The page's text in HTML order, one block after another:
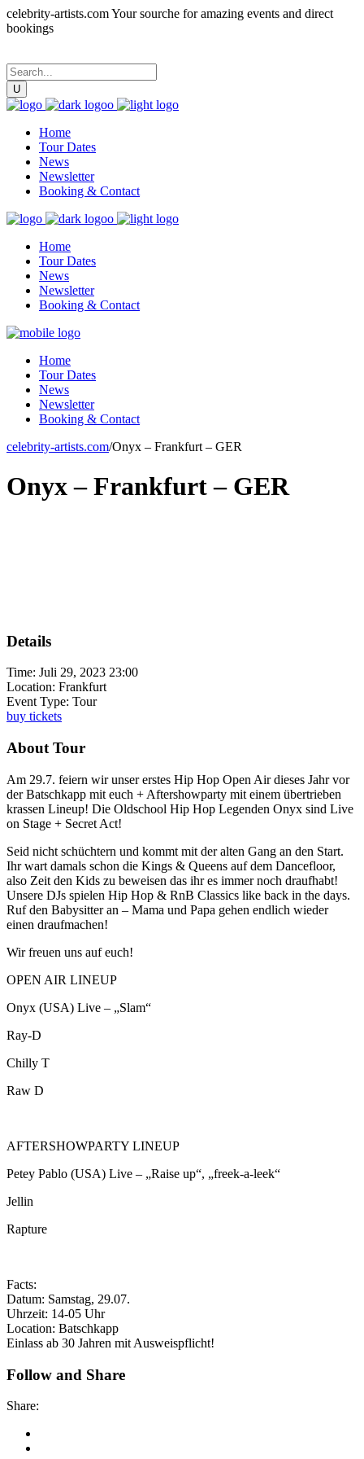
celebrity-artists.com Your sourche for amazing events and direct
bookings
Home
Tour Dates
News
Newsletter
Booking & Contact
Home
Tour Dates
News
Newsletter
Booking & Contact
Home
Tour Dates
News
Newsletter
Booking & Contact
celebrity-artists.com/Onyx – Frankfurt – GER
Onyx – Frankfurt – GER
Details
Time: Juli 29, 2023 23:00
Location: Frankfurt
Event Type: Tour
buy tickets
About Tour
Am 29.7. feiern wir unser erstes Hip Hop Open Air dieses Jahr vor
der Batschkapp mit euch + Aftershowparty mit einem übertrieben
krassen Lineup! Die Oldschool Hip Hop Legenden Onyx sind Live
on Stage + Secret Act!
Seid nicht schüchtern und kommt mit der alten Gang an den Start.
Ihr wart damals schon die Kings & Queens auf dem Dancefloor,
also Zeit den Kids zu beweisen das ihr es immer noch draufhabt!
Unsere DJs spielen Hip Hop & RnB Classics like back in the days.
Ruf den Babysitter an – Mama und Papa gehen endlich wieder
einen draufmachen!
Wir freuen uns auf euch!
OPEN AIR LINEUP
Onyx (USA) Live – „Slam“
Ray-D
Chilly T
Raw D
AFTERSHOWPARTY LINEUP
Petey Pablo (USA) Live – „Raise up“, „freek-a-leek“
Jellin
Rapture
Facts:
Datum: Samstag, 29.07.
Uhrzeit: 14-05 Uhr
Location: Batschkapp
Einlass ab 30 Jahren mit Ausweispflicht!
Follow and Share
Share: